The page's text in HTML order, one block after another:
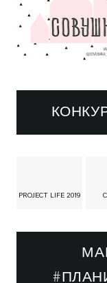
PROJECT LIFE 2019